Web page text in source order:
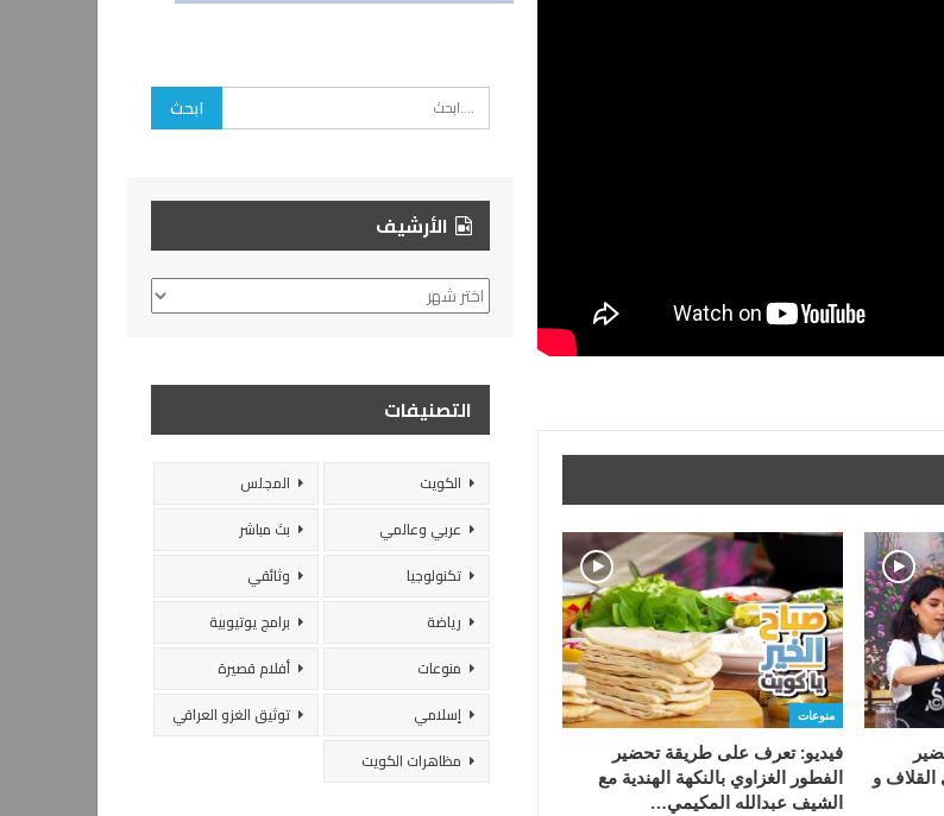
القلاف و
منوعات
فيديو: تعرف على طريقة تحضير
الفطور الغزاوي بالنكهة الهندية مع
الشيف عبدالله المكيمي…
الأرشيف
الأرشيف
التصنيفات
الكويت
المجلس
عربي وعالمي
بث مباشر
تكنولوجيا
وثائقي
رياضة
برامج يوتيوبية
منوعات
أفلام قصيرة
إسلامي
توثيق الغزو العراقي
مظاهرات الكويت